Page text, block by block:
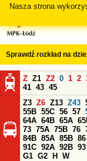
Nasza strona
Sprawdź rozkład na
Z Z1 Z2 0 1 2
41 43 45
Z3 Z6 Z13 Z43
55B 55C 56 57
64A 64B 65A
73 75A 75B 76
84B 85A 85B 86
91C 92A 92B 93
G1 G2 H
W